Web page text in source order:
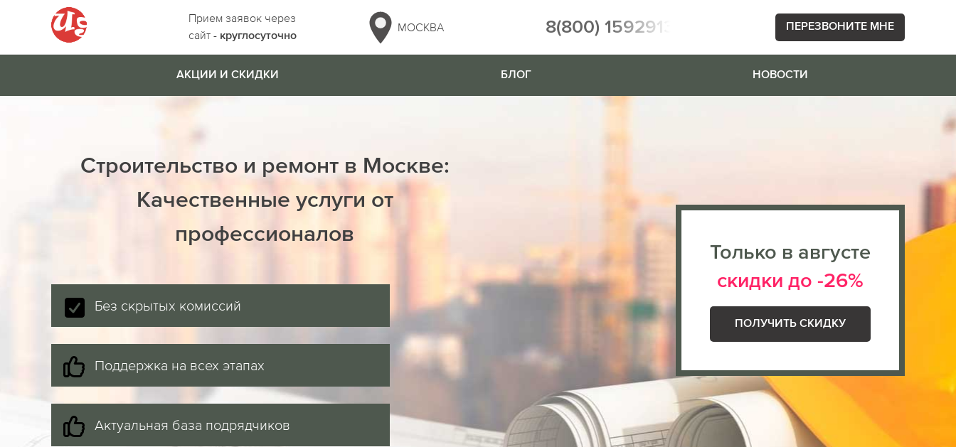
Прием заявок через
сайт - круглосуточно
МОСКВА 8(800) 1592913 ПЕРЕЗВОНИТЕ МНЕ
АКЦИИ И СКИДКИ БЛОГ НОВОСТИ
Строительство и ремонт в Москве:
Качественные услуги от
профессионалов
Без скрытых комиссий
Поддержка на всех этапах
Актуальная база подрядчиков
Только в августе
скидки до -26%
ПОЛУЧИТЬ СКИДКУ